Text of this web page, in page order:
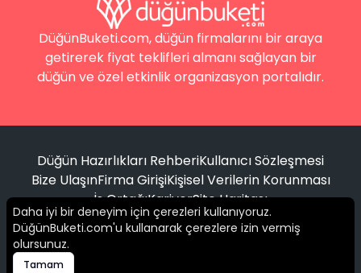
Filtrele
DüğünBuketi.com, düğün firmalarını bir araya
getirerek fiyat teklifleri almanı sağlayan bir
düğün ve özel etkinlik organizasyon portalıdır.
Düğün Hazırlıkları RehberiKullanıcı Sözleşmesi
Bize UlaşınFirma GirişiKişisel Verilerin Korunması
İş OrtağıKariyerSite Haritası
© 2016 -
Daha iyi bir deneyim için çerezleri kullanıyoruz.
DüğünBuketi.com'u kullanarak çerezlere izin vermiş
olursunuz.
Tamam